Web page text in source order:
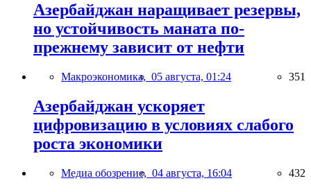
Азербайджан наращивает резервы,
но устойчивость маната по-
прежнему зависит от нефти
Макроэкономика, 05 августа, 01:24 351
Азербайджан ускоряет
цифровизацию в условиях слабого
роста экономики
Медиа обозрение, 04 августа, 16:04 432